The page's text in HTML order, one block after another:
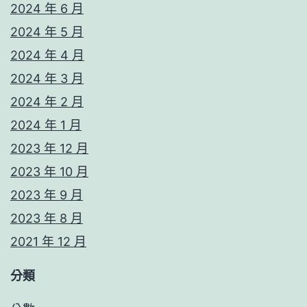
2024 年 6 月
2024 年 5 月
2024 年 4 月
2024 年 3 月
2024 年 2 月
2024 年 1 月
2023 年 12 月
2023 年 10 月
2023 年 9 月
2023 年 8 月
2021 年 12 月
分類